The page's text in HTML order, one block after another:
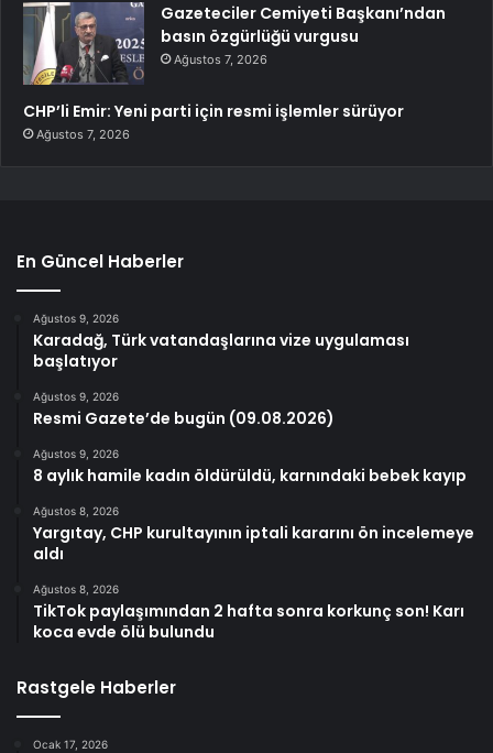
Gazeteciler Cemiyeti Başkanı’ndan
basın özgürlüğü vurgusu
Ağustos 7, 2026
CHP’li Emir: Yeni parti için resmi işlemler sürüyor
Ağustos 7, 2026
En Güncel Haberler
Ağustos 9, 2026
Karadağ, Türk vatandaşlarına vize uygulaması
başlatıyor
Ağustos 9, 2026
Resmi Gazete’de bugün (09.08.2026)
Ağustos 9, 2026
8 aylık hamile kadın öldürüldü, karnındaki bebek kayıp
Ağustos 8, 2026
Yargıtay, CHP kurultayının iptali kararını ön incelemeye
aldı
Ağustos 8, 2026
TikTok paylaşımından 2 hafta sonra korkunç son! Karı
koca evde ölü bulundu
Rastgele Haberler
Ocak 17, 2026